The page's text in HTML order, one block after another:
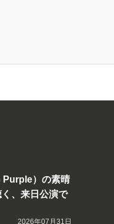
Purple）の素晴
、来日公演で
2026年07月31日